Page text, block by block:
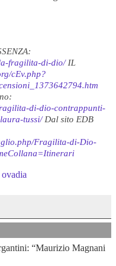
fragilita-di-dio/IL
cEv.php?
di-dio-contrappunti-
tussi/Dal sito EDB
Fragilita-di-Dio-
ovadia
“Maurizio Magnani